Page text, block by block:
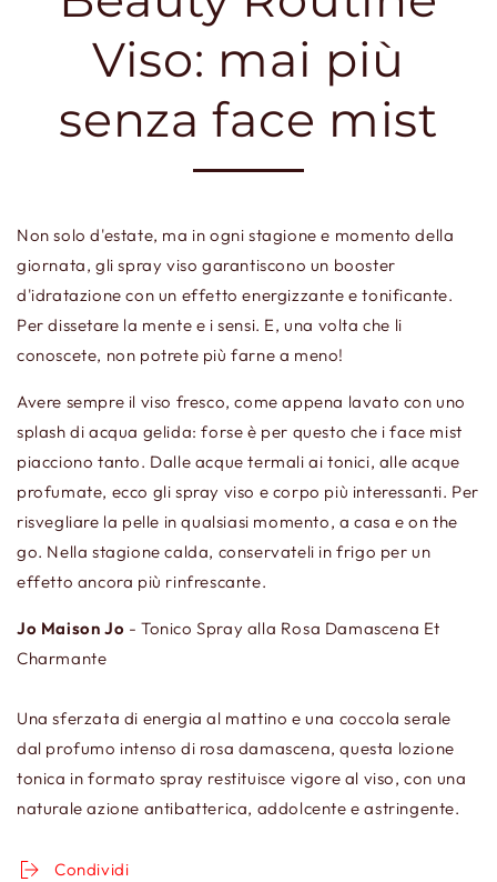
Viso: mai più
senza face mist
Non solo d'estate, ma in ogni stagione e momento della
giornata, gli spray viso garantiscono un booster
d'idratazione con un effetto energizzante e tonificante.
Per dissetare la mente e i sensi. E, una volta che li
conoscete, non potrete più farne a meno!
Avere sempre il viso fresco, come appena lavato con uno
splash di acqua gelida: forse è per questo che i face mist
piacciono tanto. Dalle acque termali ai tonici, alle acque
profumate, ecco gli spray viso e corpo più interessanti. Per
risvegliare la pelle in qualsiasi momento, a casa e on the
go. Nella stagione calda, conservateli in frigo per un
effetto ancora più rinfrescante.
Jo Maison Jo - Tonico Spray alla Rosa Damascena Et
Charmante
Una sferzata di energia al mattino e una coccola serale
dal profumo intenso di rosa damascena, questa lozione
tonica in formato spray restituisce vigore al viso, con una
naturale azione antibatterica, addolcente e astringente.
Condividi